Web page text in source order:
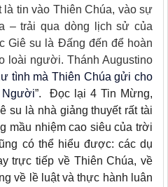
tin vào Thiên Chúa, vào sự
– trải qua dòng lịch sử của
su là Đấng đến để hoàn
loài người. Thánh Augustino
tình mà Thiên Chúa gửi cho
Người”. Đọc lại 4 Tin Mừng,
su là nhà giảng thuyết rất tài
mầu nhiệm cao siêu của trời
có thể hiểu được: các dụ
trực tiếp về Thiên Chúa, về
về lề luật và thực hành luân